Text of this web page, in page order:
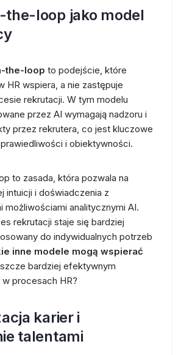
loop jako model
the-loop to podejście, które
HR wspiera, a nie zastępuje
rekrutacji. W tym modelu
przez AI wymagają nadzoru i
przez rekrutera, co jest kluczowe
i obiektywności.
to zasada, która pozwala na
intuicji i doświadczenia z
możliwościami analitycznymi AI.
rekrutacji staje się bardziej
do indywidualnych potrzeb
inne modele mogą wspierać
bardziej efektywnym
procesach HR?
karier i
talentami